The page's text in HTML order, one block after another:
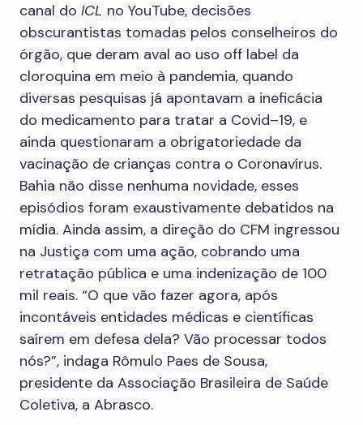
canal do ICL no YouTube, decisões
obscurantistas tomadas pelos conselheiros do
órgão, que deram aval ao uso off label da
cloroquina em meio à pandemia, quando
diversas pesquisas já apontavam a ineficácia
do medicamento para tratar a Covid–19, e
ainda questionaram a obrigatoriedade da
vacinação de crianças contra o Coronavírus.
Bahia não disse nenhuma novidade, esses
episódios foram exaustivamente debatidos na
mídia. Ainda assim, a direção do CFM ingressou
na Justiça com uma ação, cobrando uma
retratação pública e uma indenização de 100
mil reais. “O que vão fazer agora, após
incontáveis entidades médicas e científicas
saírem em defesa dela? Vão processar todos
nós?”, indaga Rômulo Paes de Sousa,
presidente da Associação Brasileira de Saúde
Coletiva, a Abrasco.